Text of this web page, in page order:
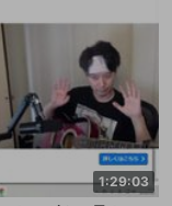
1:29:03